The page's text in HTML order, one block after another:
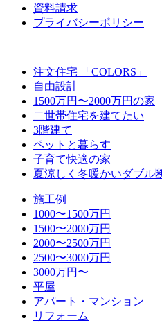
資料請求
プライバシーポリシー
注文住宅 「COLORS」
自由設計
1500万円〜2000万円の家
二世帯住宅を建てたい
3階建て
ペットと暮らす
子育て快適の家
夏涼しく冬暖かいダブル
施工例
1000〜1500万円
1500〜2000万円
2000〜2500万円
2500〜3000万円
3000万円〜
平屋
アパート・マンション
リフォーム